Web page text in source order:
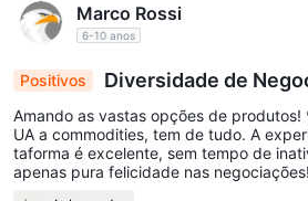
ur customer service. Your satisfaction motivates us
to continue delivering an
ience. Thank you for choosing OnEquity!
ds, OnEquity Team
Marco Rossi
6-10 anos
Positivos
Diversidade de
el: Ações da UE/EUA,
Plataforma Perfeita para o
o
Amando as vastas opções de
UA a commodities, tem de tudo. A
taforma é excelente, sem tempo de
apenas pura felicidade nas negociações!